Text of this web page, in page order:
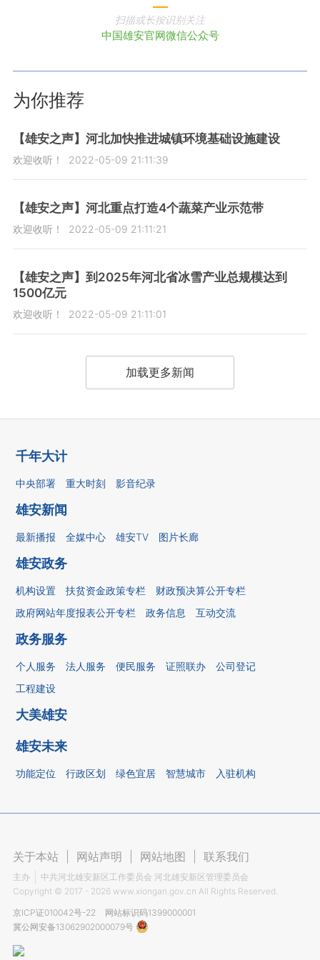
扫描或长按识别关注
中国雄安官网微信公众号
为你推荐
【雄安之声】河北加快推进城镇环境基础设施建设
欢迎收听！ 2022-05-09 21:11:39
【雄安之声】河北重点打造4个蔬菜产业示范带
欢迎收听！ 2022-05-09 21:11:21
【雄安之声】到2025年河北省冰雪产业总规模达到
1500亿元
欢迎收听！ 2022-05-09 21:11:01
加载更多新闻
千年大计
中央部署 重大时刻 影音纪录
雄安新闻
最新播报 全媒中心 雄安TV 图片长廊
雄安政务
机构设置 扶贫资金政策专栏
财政预决算公开专栏
政府网站年度报表公开专栏
政务信息 互动交流
政务服务
个人服务 法人服务 便民服务 证照联办
公司登记
工程建设
大美雄安
雄安未来
功能定位 行政区划 绿色宜居 智慧城市 入驻机构
关于本站 网站声明 网站地图 联系我们
主办
中共河北雄安新区工作委员会 河北雄安新区管理委员会
Copyright © 2017 - 2026 www.xiongan.gov.cn All Rights Reserved.
京ICP证010042号-22
网站标识码1399000001
冀公网安备13062902000079号